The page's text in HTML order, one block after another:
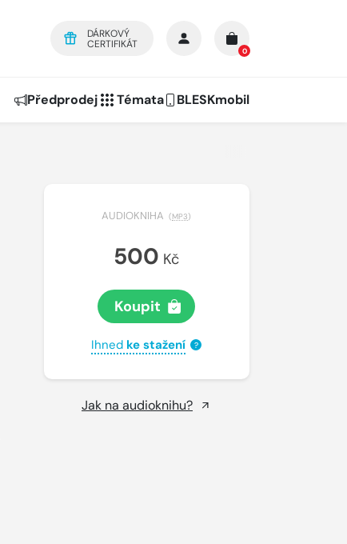
DÁRKOVÝ
CERTIFIKÁT
0
Předprodej Témata BLESKmobil
AUDIOKNIHA (MP3)
500 Kč
Koupit
Ihned ke stažení ?
Jak na audioknihu?